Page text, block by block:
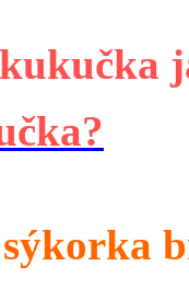
kukučka
sýkorka